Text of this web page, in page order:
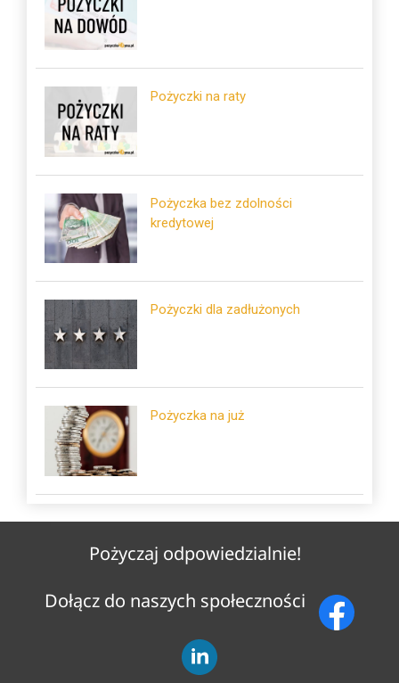
Pożyczki na raty
Pożyczka bez zdolności
kredytowej
Pożyczki dla zadłużonych
Pożyczka na już
Pożyczaj odpowiedzialnie!
Dołącz do naszych społeczności